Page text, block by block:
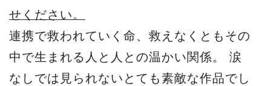
せください。
連携で救われていく命、救えなくともその
中で生まれる人と人との温かい関係。 涙
なしでは見られないとても素敵な作品でし